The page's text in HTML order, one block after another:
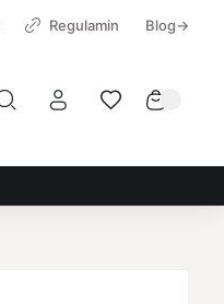
Regulamin Blog→